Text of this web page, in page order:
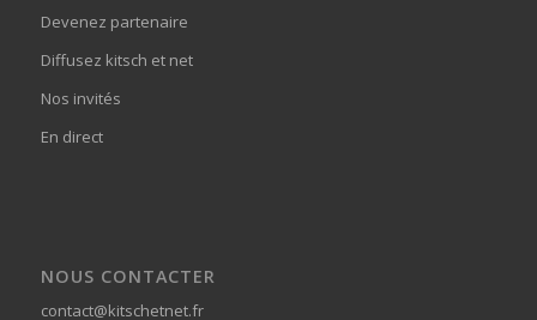
Devenez partenaire
Diffusez kitsch et net
Nos invités
En direct
NOUS CONTACTER
contact@kitschetnet.fr